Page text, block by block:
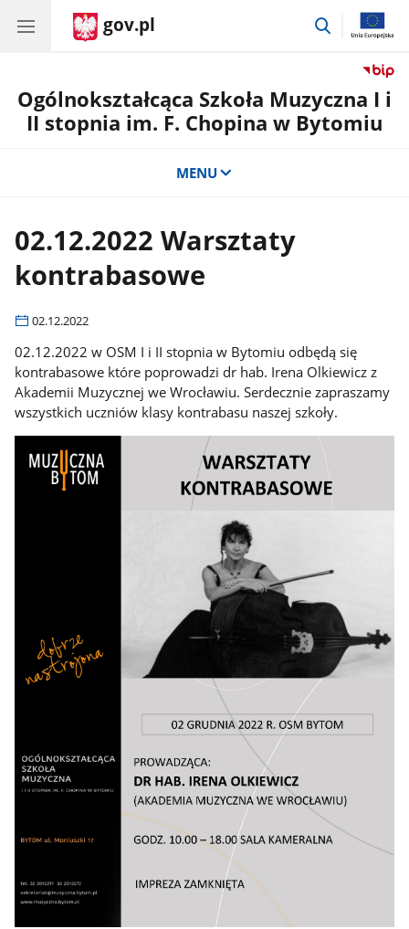
gov.pl
przejdź
Ogólnokształcąca Szkoła Muzyczna I i
II stopnia im. F. Chopina w Bytomiu
MENU
02.12.2022 Warsztaty
kontrabasowe
02.12.2022
02.12.2022 w OSM I i II stopnia w Bytomiu odbędą się
kontrabasowe które poprowadzi dr hab. Irena Olkiewicz z
Akademii Muzycznej we Wrocławiu. Serdecznie zapraszamy
wszystkich uczniów klasy kontrabasu naszej szkoły.